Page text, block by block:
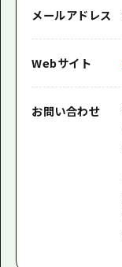
メールアドレス
Webサイト
お問い合わせ